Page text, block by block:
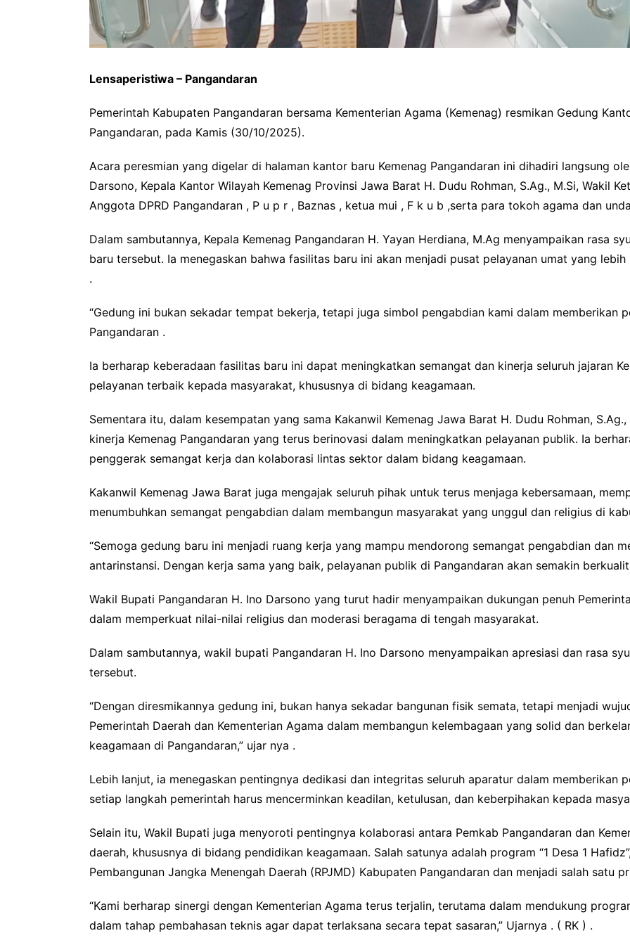
Lensaperistiwa – Pangandaran
Pemerintah Kabupaten Pangandaran bersama Kementerian Agama (Kemenag) resmikan Gedung
Pangandaran, pada Kamis (30/10/2025).
Acara peresmian yang digelar di halaman kantor baru Kemenag Pangandaran ini dihadiri langsung
Darsono, Kepala Kantor Wilayah Kemenag Provinsi Jawa Barat H. Dudu Rohman, S.Ag., M.Si, Wakil
Anggota DPRD Pangandaran , P u p r , Baznas , ketua mui , F k u b ,serta para tokoh agama dan
Dalam sambutannya, Kepala Kemenag Pangandaran H. Yayan Herdiana, M.Ag menyampaikan rasa
baru tersebut. Ia menegaskan bahwa fasilitas baru ini akan menjadi pusat pelayanan umat yang
.
“Gedung ini bukan sekadar tempat bekerja, tetapi juga simbol pengabdian kami dalam memberikan
Pangandaran .
Ia berharap keberadaan fasilitas baru ini dapat meningkatkan semangat dan kinerja seluruh jajaran
pelayanan terbaik kepada masyarakat, khususnya di bidang keagamaan.
Sementara itu, dalam kesempatan yang sama Kakanwil Kemenag Jawa Barat H. Dudu Rohman,
kinerja Kemenag Pangandaran yang terus berinovasi dalam meningkatkan pelayanan publik. Ia
penggerak semangat kerja dan kolaborasi lintas sektor dalam bidang keagamaan.
Kakanwil Kemenag Jawa Barat juga mengajak seluruh pihak untuk terus menjaga kebersamaan,
menumbuhkan semangat pengabdian dalam membangun masyarakat yang unggul dan religius di
“Semoga gedung baru ini menjadi ruang kerja yang mampu mendorong semangat pengabdian dan
antarinstansi. Dengan kerja sama yang baik, pelayanan publik di Pangandaran akan semakin
Wakil Bupati Pangandaran H. Ino Darsono yang turut hadir menyampaikan dukungan penuh
dalam memperkuat nilai-nilai religius dan moderasi beragama di tengah masyarakat.
Dalam sambutannya, wakil bupati Pangandaran H. Ino Darsono menyampaikan apresiasi dan rasa
tersebut.
“Dengan diresmikannya gedung ini, bukan hanya sekadar bangunan fisik semata, tetapi menjadi
Pemerintah Daerah dan Kementerian Agama dalam membangun kelembagaan yang solid dan
keagamaan di Pangandaran,” ujar nya .
Lebih lanjut, ia menegaskan pentingnya dedikasi dan integritas seluruh aparatur dalam memberikan
setiap langkah pemerintah harus mencerminkan keadilan, ketulusan, dan keberpihakan kepada
Selain itu, Wakil Bupati juga menyoroti pentingnya kolaborasi antara Pemkab Pangandaran dan
daerah, khususnya di bidang pendidikan keagamaan. Salah satunya adalah program “1 Desa 1
Pembangunan Jangka Menengah Daerah (RPJMD) Kabupaten Pangandaran dan menjadi salah satu
“Kami berharap sinergi dengan Kementerian Agama terus terjalin, terutama dalam mendukung
dalam tahap pembahasan teknis agar dapat terlaksana secara tepat sasaran,” Ujarnya . ( RK ) .